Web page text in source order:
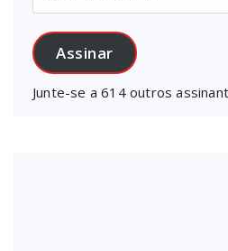
e-
mail
Assinar
Junte-se a 614 outros